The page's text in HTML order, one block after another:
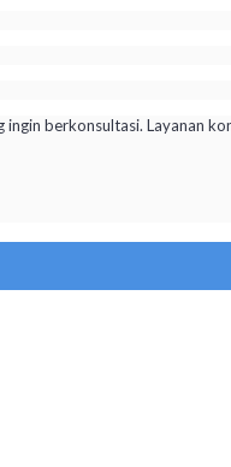
ingin berkonsultasi. Layanan